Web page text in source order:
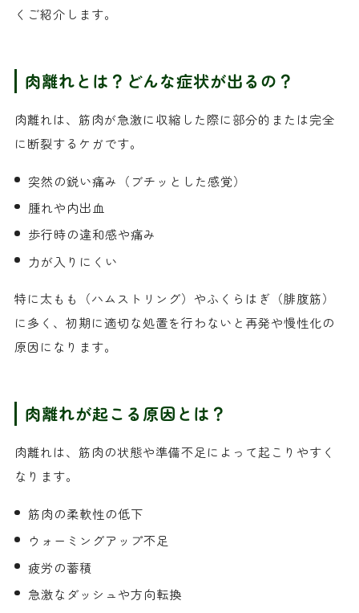
くご紹介します。
肉離れとは？どんな症状が出るの？
肉離れは、筋肉が急激に収縮した際に部分的または完全
に断裂するケガです。
突然の鋭い痛み（ブチッとした感覚）
腫れや内出血
歩行時の違和感や痛み
力が入りにくい
特に太もも（ハムストリング）やふくらはぎ（腓腹筋）
に多く、初期に適切な処置を行わないと再発や慢性化の
原因になります。
肉離れが起こる原因とは？
肉離れは、筋肉の状態や準備不足によって起こりやすく
なります。
筋肉の柔軟性の低下
ウォーミングアップ不足
疲労の蓄積
急激なダッシュや方向転換